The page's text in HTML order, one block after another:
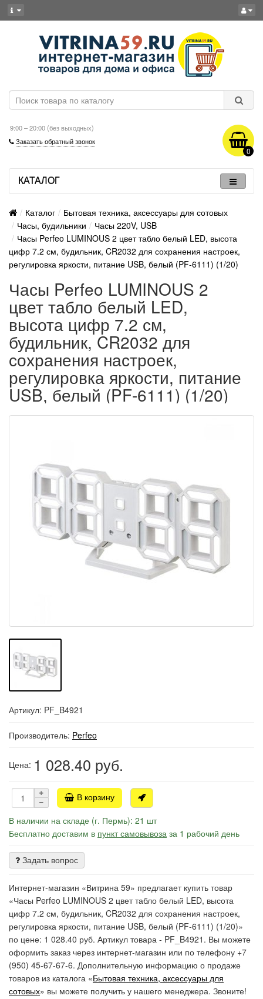
9:00 – 20:00 (без выходных)
Заказать обратный звонок
0
КАТАЛОГ
Каталог
Бытовая техника, аксессуары для сотовых
Часы, будильники
Часы 220V, USB
Часы Perfeo LUMINOUS 2 цвет табло белый LED, высота
цифр 7.2 см, будильник, CR2032 для сохранения настроек,
регулировка яркости, питание USB, белый (PF-6111) (1/20)
Часы Perfeo LUMINOUS 2
цвет табло белый LED,
высота цифр 7.2 см,
будильник, CR2032 для
сохранения настроек,
регулировка яркости, питание
USB, белый (PF-6111) (1/20)
Артикул: PF_B4921
Производитель: Perfeo
Цена: 1 028.40 руб.
В корзину
В наличии на складе (г. Пермь): 21 шт
Бесплатно доставим в пункт самовывоза за 1 рабочий день
Задать вопрос
Интернет-магазин «Витрина 59» предлагает купить товар
«Часы Perfeo LUMINOUS 2 цвет табло белый LED, высота
цифр 7.2 см, будильник, CR2032 для сохранения настроек,
регулировка яркости, питание USB, белый (PF-6111) (1/20)»
по цене: 1 028.40 руб. Артикул товара - PF_B4921. Вы можете
оформить заказ через интернет-магазин или по телефону +7
(950) 45-67-67-6. Дополнительную информацию о продаже
товаров из каталога «Бытовая техника, аксессуары для
сотовых» вы можете получить у нашего менеджера. Звоните!